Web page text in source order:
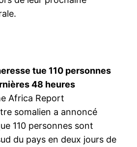
tue 110 personnes
48 heures
Africa Report
somalien a annoncé
110 personnes sont
du pays en deux jours de